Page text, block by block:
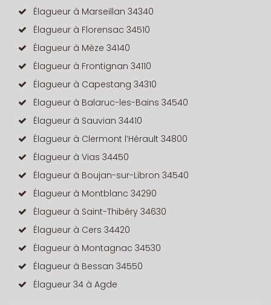
Élagueur à Marseillan 34340
Élagueur à Florensac 34510
Élagueur à Mèze 34140
Élagueur à Frontignan 34110
Élagueur à Capestang 34310
Élagueur à Balaruc-les-Bains 34540
Élagueur à Sauvian 34410
Élagueur à Clermont l’Hérault 34800
Élagueur à Vias 34450
Élagueur à Boujan-sur-Libron 34540
Élagueur à Montblanc 34290
Élagueur à Saint-Thibéry 34630
Élagueur à Cers 34420
Élagueur à Montagnac 34530
Élagueur à Bessan 34550
Élagueur 34 à Agde